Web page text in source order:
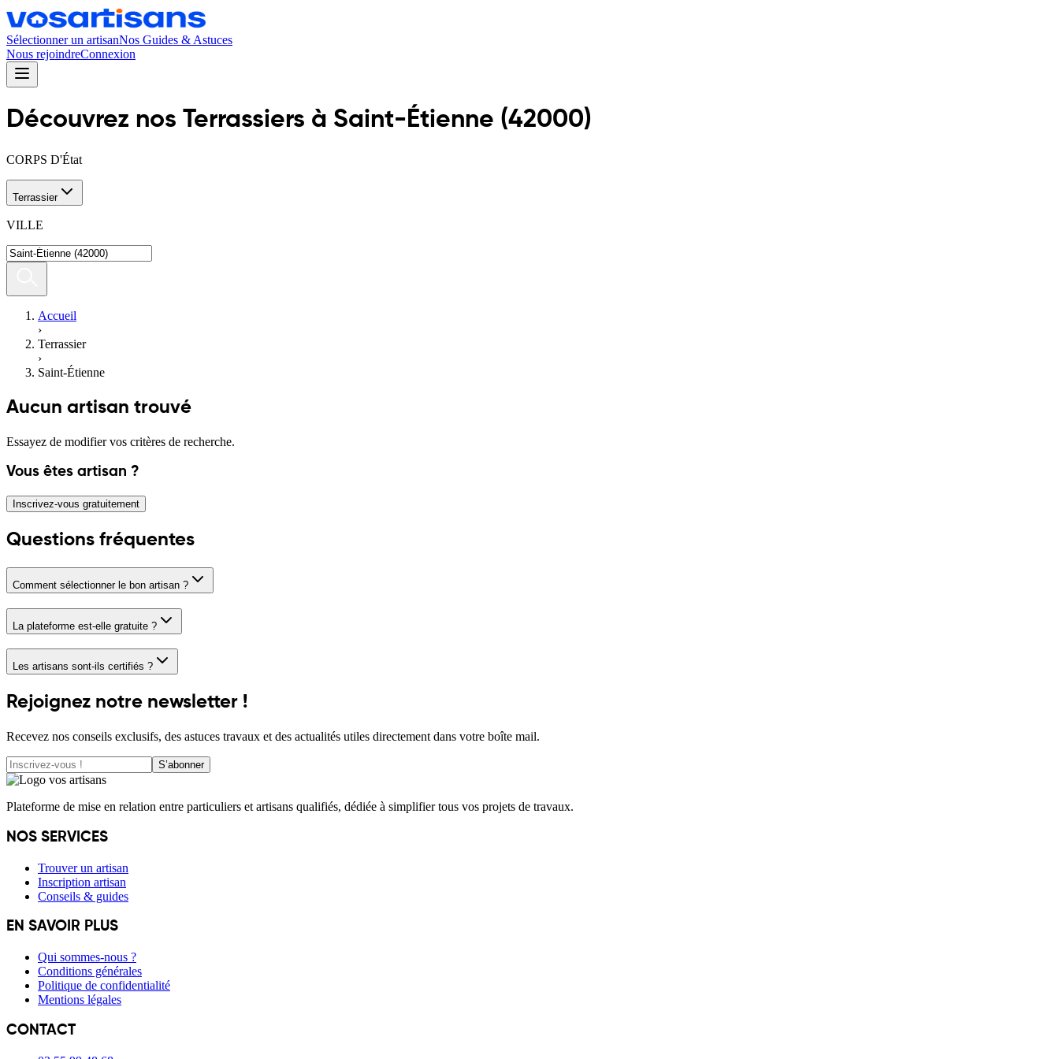
Sélectionner un artisanNos Guides & Astuces
Nous rejoindreConnexion
Découvrez nos Terrassiers à Saint-Étienne (42000)
CORPS D'État
Terrassier
VILLE
Accueil
›
Terrassier
›
Saint-Étienne
Aucun artisan trouvé
Essayez de modifier vos critères de recherche.
Vous êtes artisan ?
Inscrivez-vous gratuitement
Questions fréquentes
Comment sélectionner le bon artisan ?
La plateforme est-elle gratuite ?
Les artisans sont-ils certifiés ?
Rejoignez notre newsletter !
Recevez nos conseils exclusifs, des astuces travaux et des actualités utiles directement dans votre boîte mail.
S’abonner
Plateforme de mise en relation entre particuliers et artisans qualifiés, dédiée à simplifier tous vos projets de travaux.
NOS SERVICES
Trouver un artisan
Inscription artisan
Conseils & guides
EN SAVOIR PLUS
Qui sommes-nous ?
Conditions générales
Politique de confidentialité
Mentions légales
CONTACT